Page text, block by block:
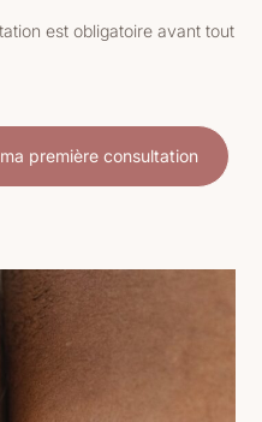
est obligatoire avant tout
première consultation